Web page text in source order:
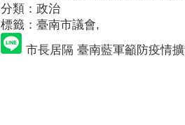
分類：政治
標籤：臺南市議會,
市長居隔 臺南藍軍籲防疫情